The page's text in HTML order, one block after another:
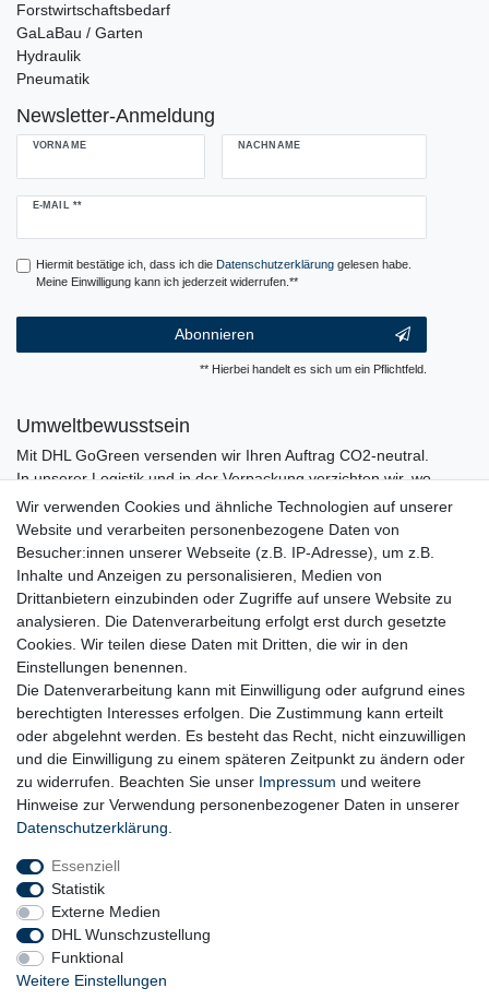
Forstwirtschaftsbedarf
GaLaBau / Garten
Hydraulik
Pneumatik
Newsletter-Anmeldung
VORNAME NACHNAME
E-MAIL **
Newsletter
Hiermit bestätige ich, dass ich die Daten­schutz­erklärunggelesen habe.
Meine Einwilligung kann ich jederzeit widerrufen.**
Abonnieren
** Hierbei handelt es sich um ein Pflichtfeld.
Umweltbewusstsein
Mit DHL GoGreen versenden wir Ihren Auftrag CO2-neutral.
In unserer Logistik und in der Verpackung verzichten wir, wo
immer es möglich ist, auf den Einsatz von Kunststoffen und
Plastik.
Widerrufs­recht
Wir verwenden Cookies und ähnliche Technologien auf unserer
Website und verarbeiten personenbezogene Daten von
Besucher:innen unserer Webseite (z.B. IP-Adresse), um z.B.
Inhalte und Anzeigen zu personalisieren, Medien von
Drittanbietern einzubinden oder Zugriffe auf unsere Website zu
analysieren. Die Datenverarbeitung erfolgt erst durch gesetzte
Cookies. Wir teilen diese Daten mit Dritten, die wir in den
Einstellungen benennen.
Die Datenverarbeitung kann mit Einwilligung oder aufgrund eines
berechtigten Interesses erfolgen. Die Zustimmung kann erteilt
oder abgelehnt werden. Es besteht das Recht, nicht einzuwilligen
und die Einwilligung zu einem späteren Zeitpunkt zu ändern oder
zu widerrufen. Beachten Sie unser Impressum und weitere
Hinweise zur Verwendung personenbezogener Daten in unserer
Daten­schutz­erklärung
Essenziell
Statistik
Externe Medien
DHL Wunschzustellung
Funktional
Weitere Einstellungen